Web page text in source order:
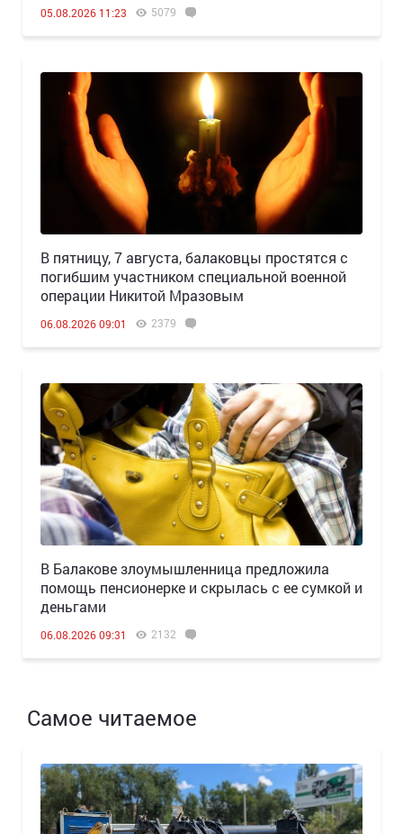
05.08.2026 11:23 5079
В пятницу, 7 августа, балаковцы простятся с
погибшим участником специальной военной
операции Никитой Мразовым
06.08.2026 09:01 2379
В Балакове злоумышленница предложила
помощь пенсионерке и скрылась с ее сумкой и
деньгами
06.08.2026 09:31 2132
Самое читаемое